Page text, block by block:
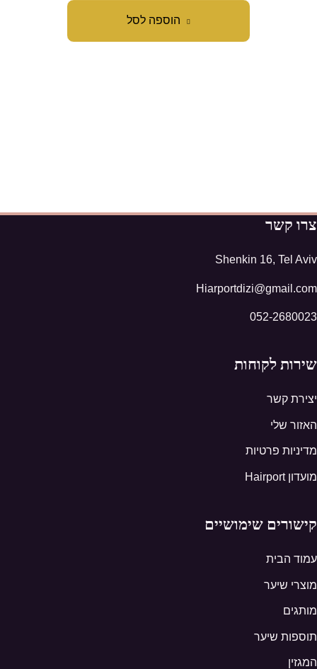
הוספה לסל
צרו קשר
Shenkin 16, Tel Aviv
Hiarportdizi@gmail.com
052-2680023
שירות לקוחות
יצירת קשר
האזור שלי
מדיניות פרטיות
מועדון Hairport
קישורים שימושיים
עמוד הבית
מוצרי שיער
מותגים
תוספות שיער
המגזין